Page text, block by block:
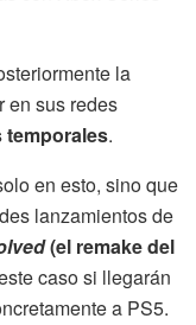
la
en sus redes
temporales.
en esto, sino que
lanzamientos de
(el remake del
caso si llegarán
a PS5.